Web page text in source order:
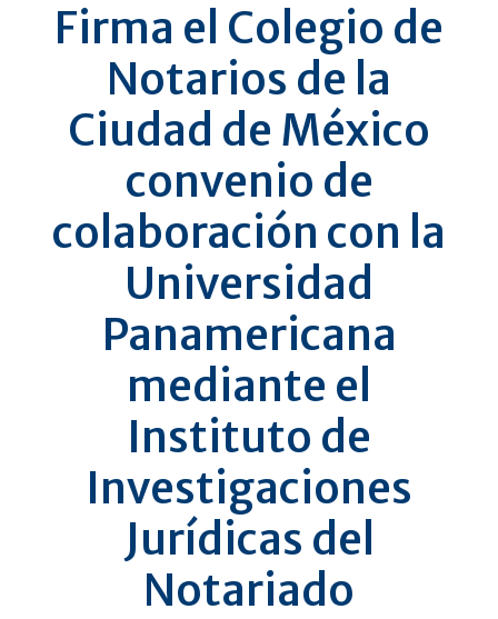
Firma el Colegio de
Notarios de la
Ciudad de México
convenio de
colaboración con la
Universidad
Panamericana
mediante el
Instituto de
Investigaciones
Jurídicas del
Notariado